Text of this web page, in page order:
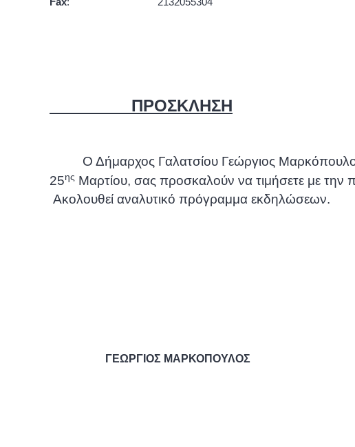
ΠΡΟΣΚΛΗΣΗ
Ο Δήμαρχος Γαλατσίου Γεώργιος
25ης Mαρτίου, σας προσκαλούν να τιμήσετε με την
Ακολουθεί αναλυτικό πρόγραμμα εκδηλώσεων.
ΓΕΩΡΓΙΟΣ ΜΑΡΚΟΠΟΥΛΟΣ